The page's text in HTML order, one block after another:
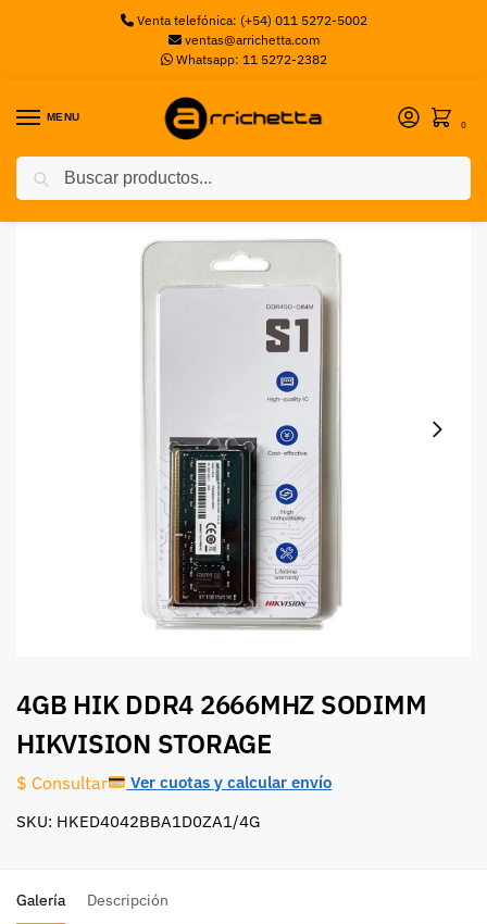
Venta telefónica: (+54) 011 5272-5002
ventas@arrichetta.com
Whatsapp: 11 5272-2382
MENU
0
Inicio Sin categorizar / 4GB HIK DDR4 2666MHZ SODIMM HIKVISION STORAGE
4GB HIK DDR4 2666MHZ SODIMM
HIKVISION STORAGE
$ Consultar Ver cuotas y calcular envío
SKU: HKED4042BBA1D0ZA1/4G
Galería Descripción